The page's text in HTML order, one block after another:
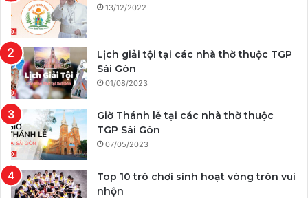
13/12/2022
Lịch giải tội tại các nhà thờ thuộc TGP
Sài Gòn
01/08/2023
Giờ Thánh lễ tại các nhà thờ thuộc
TGP Sài Gòn
07/05/2023
Top 10 trò chơi sinh hoạt vòng tròn vui
nhộn